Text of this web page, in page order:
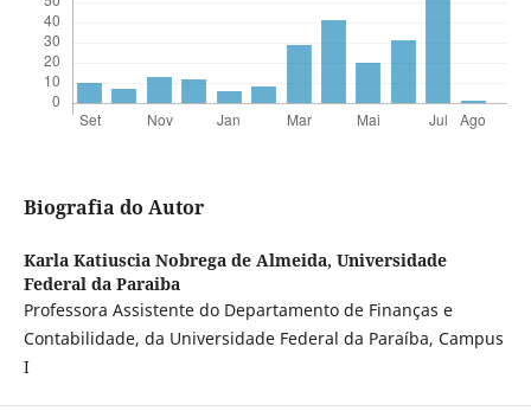
Biografia do Autor
Karla Katiuscia Nobrega de Almeida, Universidade
Federal da Paraiba
Professora Assistente do Departamento de Finanças e
Contabilidade, da Universidade Federal da Paraíba, Campus
I